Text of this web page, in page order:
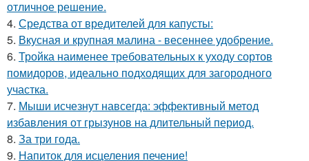
отличное решение.
4. Средства от вредителей для капусты:
5. Вкусная и крупная малина - весеннее удобрение.
6. Тройка наименее требовательных к уходу сортов
помидоров, идеально подходящих для загородного
участка.
7. Мыши исчезнут навсегда: эффективный метод
избавления от грызунов на длительный период.
8. За три года.
9. Напиток для исцеления печение!